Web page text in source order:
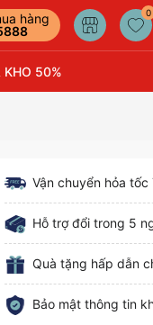
hàng
0
KHO 50%
Vận chuyển hỏa tốc
Hỗ trợ đổi trong 5
Quà tặng hấp dẫn
Bảo mật thông tin